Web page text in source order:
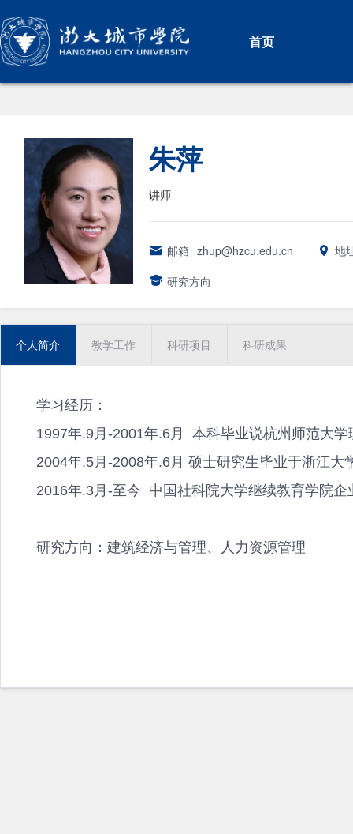
首页
朱萍
讲师
邮箱 zhup@hzcu.edu.cn
地
研究方向
个人简介 教学工作 科研项目 科研成果
学习经历：
1997年.9月-2001年.6月 本科毕业说杭州师范大学
2004年.5月-2008年.6月 硕士研究生毕业于浙江大
2016年.3月-至今 中国社科院大学继续教育学院企
研究方向：建筑经济与管理、人力资源管理